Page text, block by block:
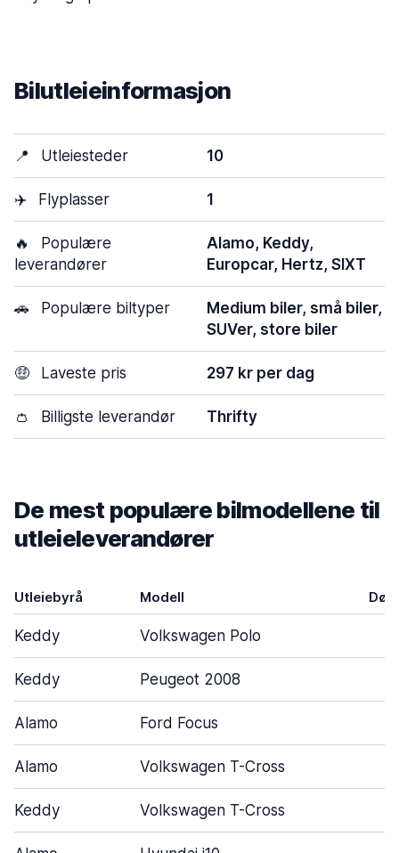
Bilutleieinformasjon
📍 Utleiesteder 10
✈️ Flyplasser 1
🔥
Populære
leverandører
Alamo, Keddy,
Europcar, Hertz, SIXT
🚗 Populære biltyper
Medium biler, små biler,
SUVer, store biler
🤑 Laveste pris 297 kr per dag
👛 Billigste leverandør Thrifty
De mest populære bilmodellene til
utleieleverandører
Utleiebyrå Modell
Keddy Volkswagen Polo
Keddy Peugeot 2008
Alamo Ford Focus
Alamo Volkswagen T-Cross
Keddy Volkswagen T-Cross